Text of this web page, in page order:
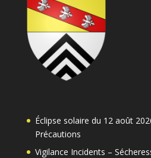
Éclipse solaire du 12 août
Précautions
Vigilance Incidents –